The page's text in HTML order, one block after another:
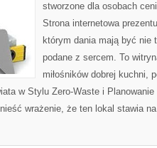
stworzone dla osobach
Strona internetowa
którym dania mają być nie
podane z sercem. To
miłośników dobrej kuchni,
w Stylu Zero-Waste i Planowanie
wrażenie, że ten lokal stawia